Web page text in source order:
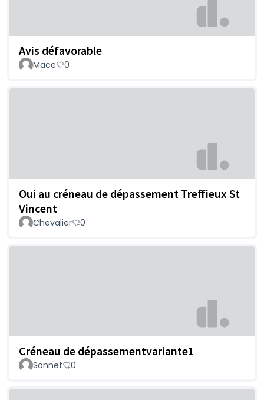
Avis défavorable
Mace 0
Oui au créneau de dépassement Treffieux St
Vincent
Chevalier 0
Créneau de dépassementvariante1
Sonnet 0